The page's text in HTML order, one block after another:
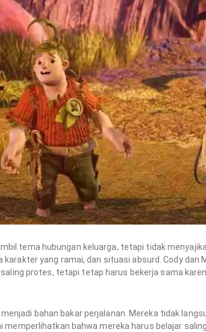
tema hubungan keluarga, tetapi tidak
karakter yang ramai, dan situasi absurd. Cody dan
saling protes, tetapi tetap harus bekerja sama
bahan bakar perjalanan. Mereka tidak
memperlihatkan bahwa mereka harus belajar